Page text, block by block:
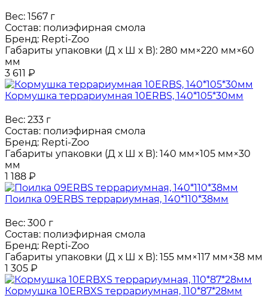
Вес: 1567 г
Состав: полиэфирная смола
Бренд: Repti-Zoo
Габариты упаковки (Д х Ш х В): 280 мм×220 мм×60
мм
3 611 ₽
Кормушка террариумная 10ERBS, 140*105*30мм
Вес: 233 г
Состав: полиэфирная смола
Бренд: Repti-Zoo
Габариты упаковки (Д х Ш х В): 140 мм×105 мм×30
мм
1 188 ₽
Поилка 09ERBS террариумная, 140*110*38мм
Вес: 300 г
Состав: полиэфирная смола
Бренд: Repti-Zoo
Габариты упаковки (Д х Ш х В): 155 мм×117 мм×38 мм
1 305 ₽
Кормушка 10ERBXS террариумная, 110*87*28мм